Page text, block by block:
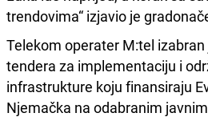
trendovima“ izjavio je
Telekom operater M:tel
tendera za implementaciju i
infrastrukture koju finansiraju
Njemačka na odabranim